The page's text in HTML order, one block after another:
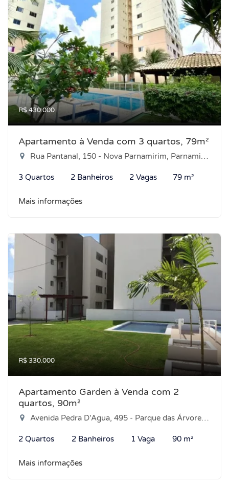
R$ 430.000
Apartamento à Venda com 3 quartos, 79m²
Rua Pantanal, 150 - Nova Parnamirim, Parnamirim-RN
3 Quartos 2 Banheiros 2 Vagas 79 m²
Mais informações
R$ 330.000
Apartamento Garden à Venda com 2
quartos, 90m²
Avenida Pedra D'Agua, 495 - Parque das Árvores, Parnamirim-RN
2 Quartos 2 Banheiros 1 Vaga 90 m²
Mais informações